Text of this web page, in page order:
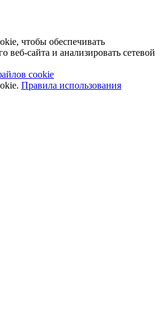
чтобы обеспечивать
веб-сайта и анализировать сетевой
cookie
Правила использования